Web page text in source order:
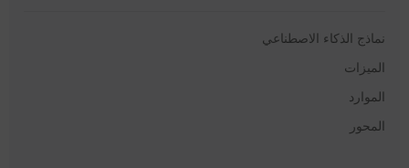
نماذج الذكاء الاصطناعي
الميزات
الموارد
المحور